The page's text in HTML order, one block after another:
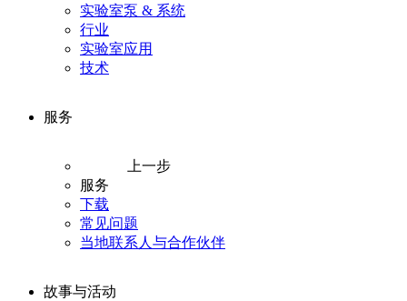
实验室泵 & 系统
行业
实验室应用
技术
服务
上一步
服务
下载
常见问题
当地联系人与合作伙伴
故事与活动